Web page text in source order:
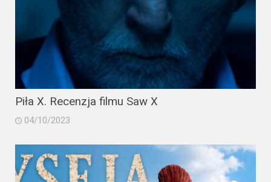
Piła X. Recenzja filmu Saw X
04/10/2023